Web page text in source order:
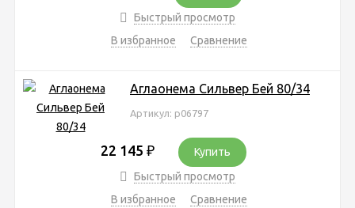
Быстрый просмотр
В избранное
Сравнение
Аглаонема Сильвер Бей 80/34
Артикул: р06797
22 145 ₽
Купить
Быстрый просмотр
В избранное
Сравнение